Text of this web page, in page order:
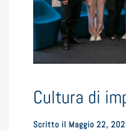
Cultura di
Scritto il Maggio 22,